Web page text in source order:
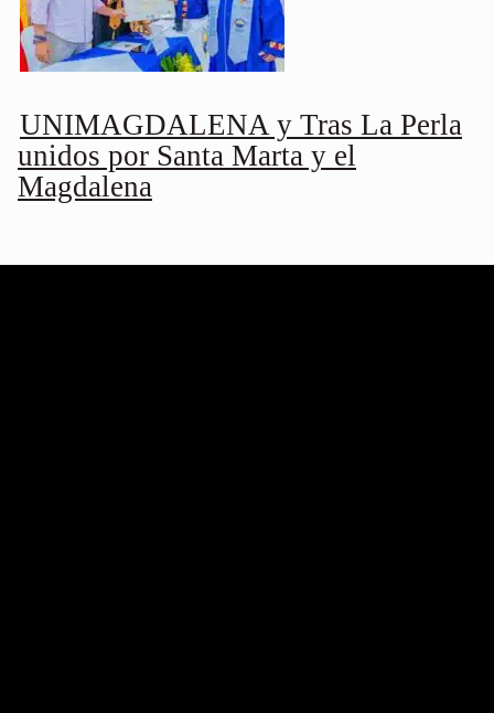
UNIMAGDALENA y Tras La Perla
unidos por Santa Marta y el
Magdalena